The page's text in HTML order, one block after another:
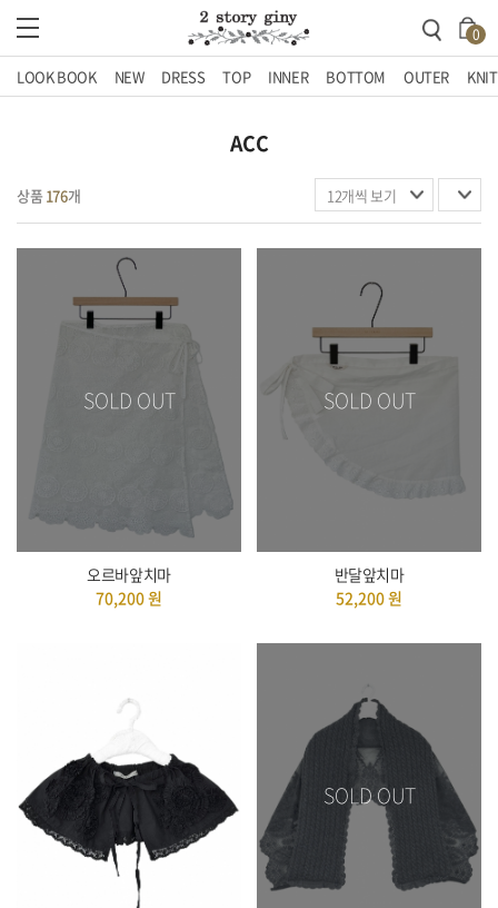
0
LOOK BOOK NEW DRESS TOP INNER BOTTOM OUTER KNIT
ACC
상품176개
SOLD OUT
오르바앞치마
70,200원
SOLD OUT
반달앞치마
52,200원
SOLD OUT